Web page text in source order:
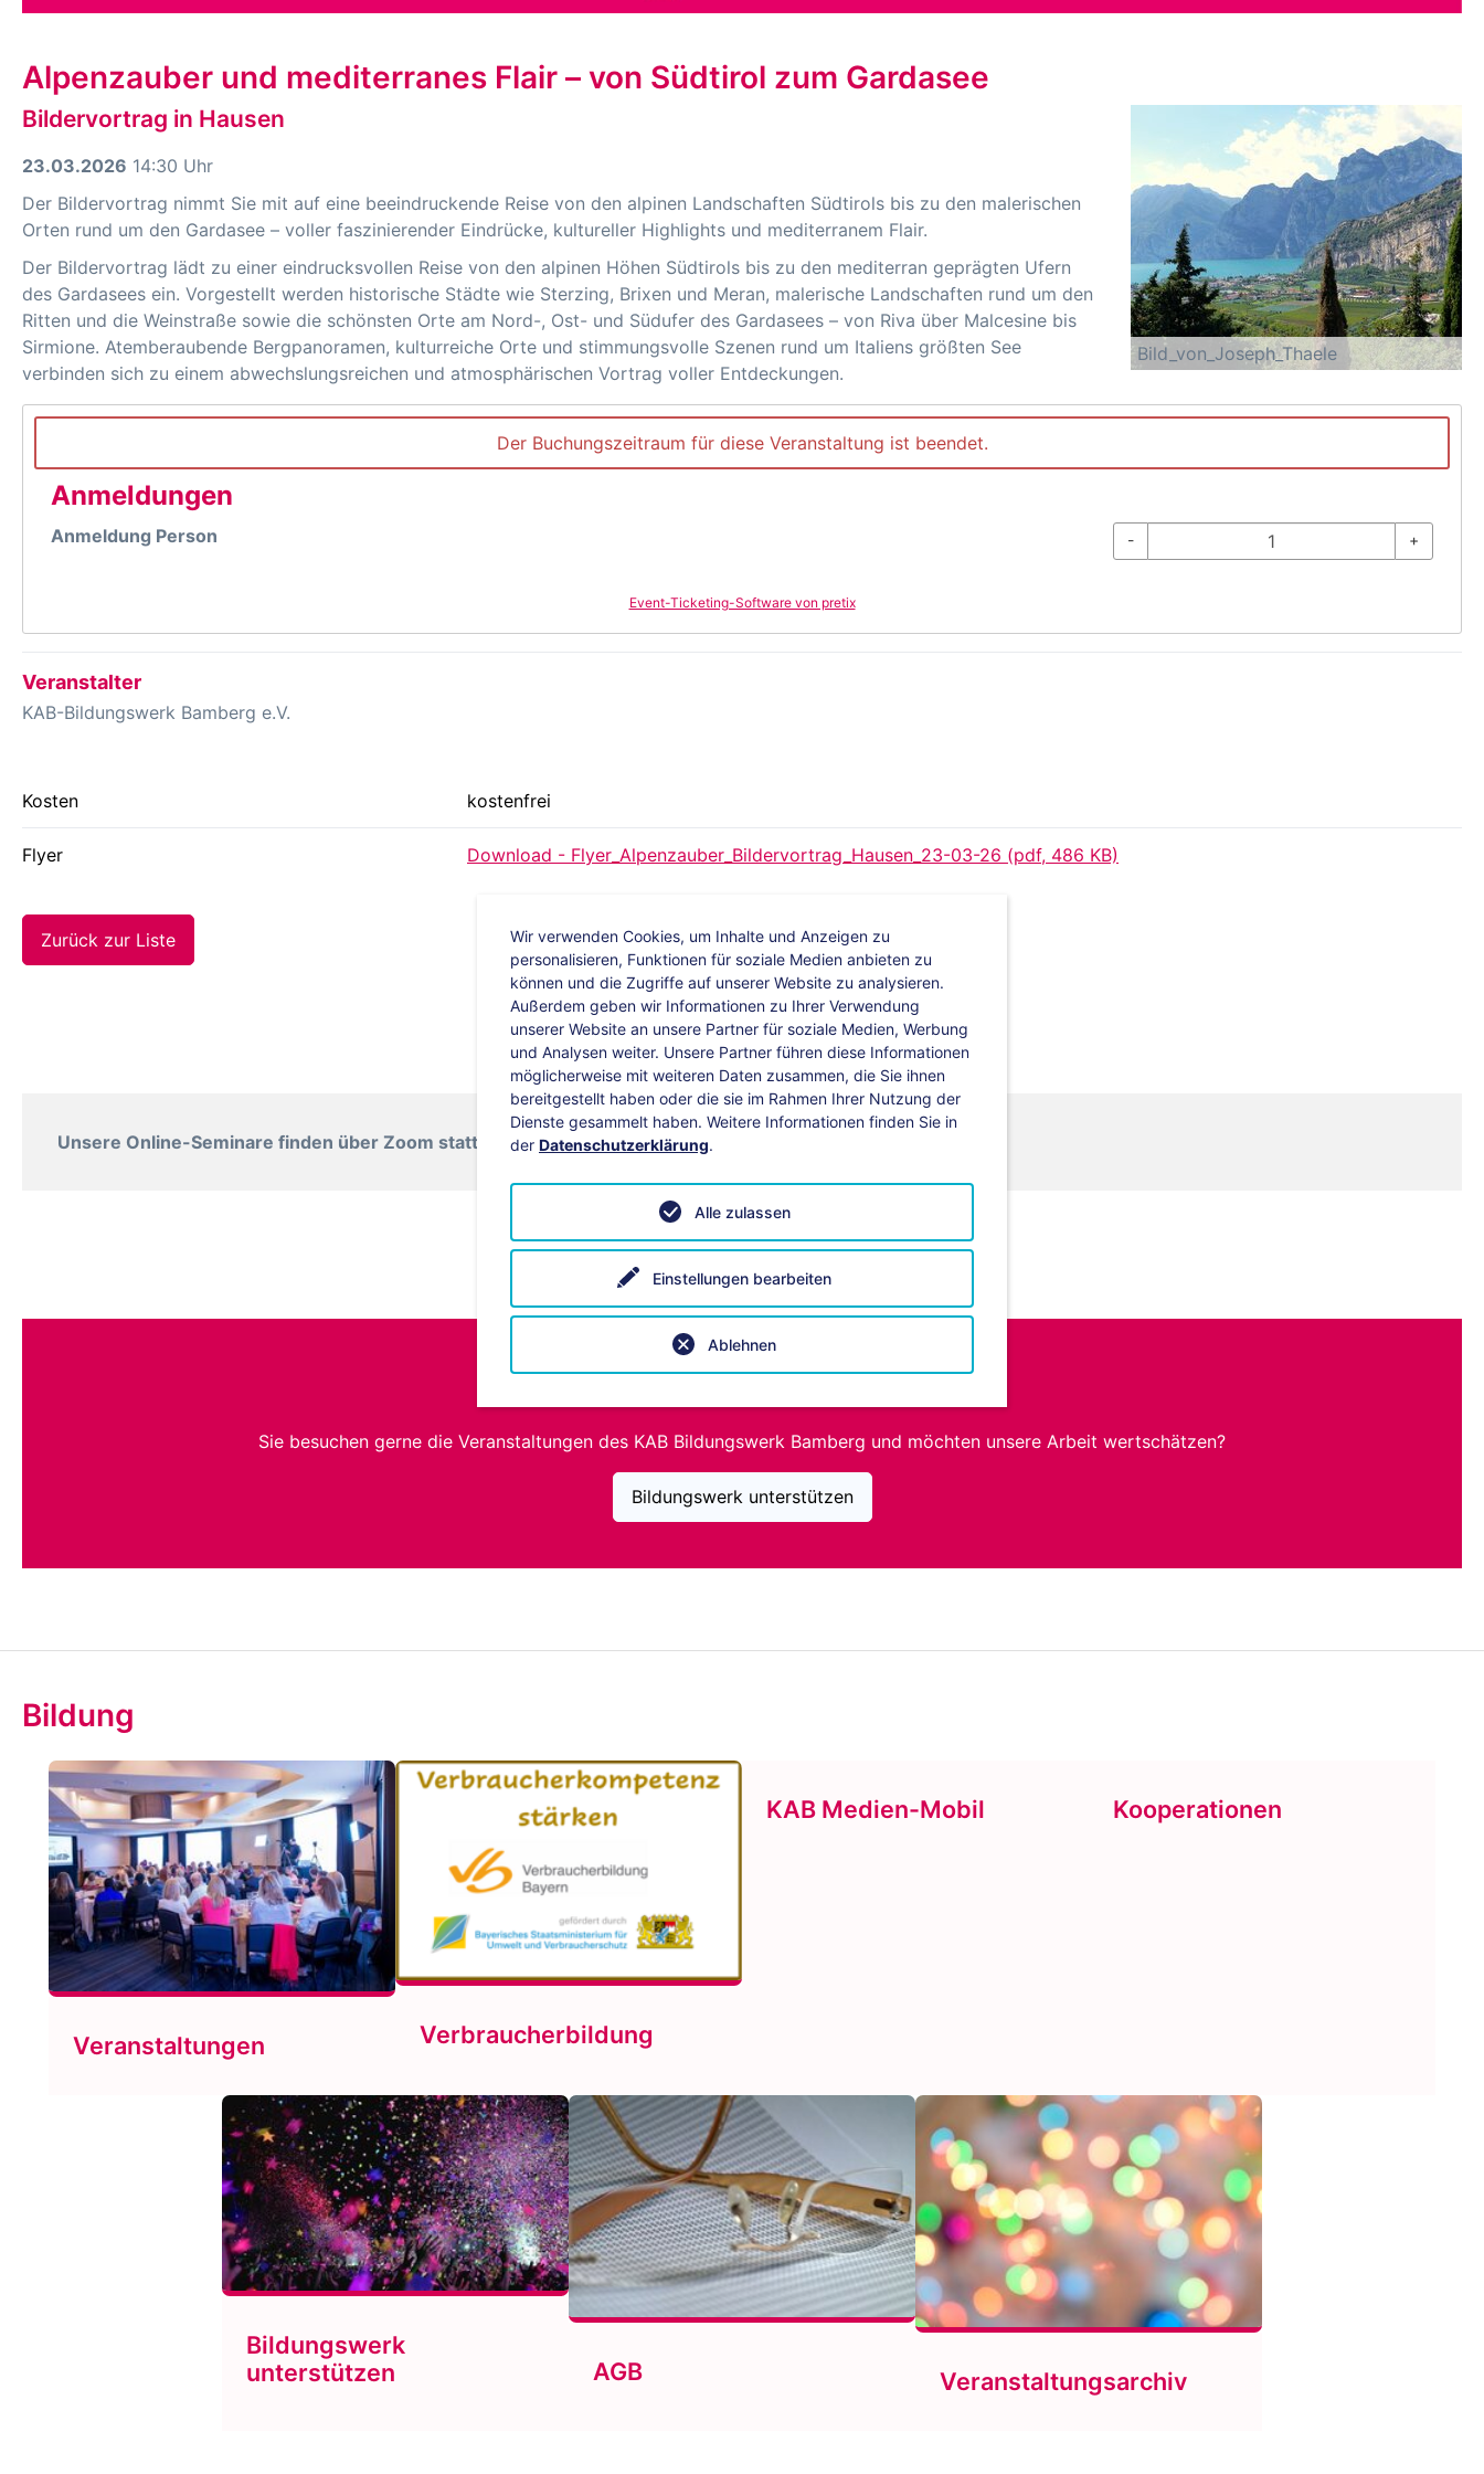
Alpenzauber und mediterranes Flair – von Südtirol zum Gardasee
Bild_von_Joseph_Thaele
Bildervortrag in Hausen
23.03.2026 14:30 Uhr
Der Bildervortrag nimmt Sie mit auf eine beeindruckende Reise von den alpinen Landschaften Südtirols bis zu den malerischen
Orten rund um den Gardasee – voller faszinierender Eindrücke, kultureller Highlights und mediterranem Flair.
Der Bildervortrag lädt zu einer eindrucksvollen Reise von den alpinen Höhen Südtirols bis zu den mediterran geprägten Ufern
des Gardasees ein. Vorgestellt werden historische Städte wie Sterzing, Brixen und Meran, malerische Landschaften rund um den
Ritten und die Weinstraße sowie die schönsten Orte am Nord-, Ost- und Südufer des Gardasees – von Riva über Malcesine bis
Sirmione. Atemberaubende Bergpanoramen, kulturreiche Orte und stimmungsvolle Szenen rund um Italiens größten See
verbinden sich zu einem abwechslungsreichen und atmosphärischen Vortrag voller Entdeckungen.
Der Buchungszeitraum für diese Veranstaltung ist beendet.
Anmeldungen
Anmeldung Person - +
Event-Ticketing-Software von pretix
Veranstalter
KAB-Bildungswerk Bamberg e.V.
Kosten kostenfrei
Flyer Download - Flyer_Alpenzauber_Bildervortrag_Hausen_23-03-26 (pdf, 486 KB)
Zurück zur Liste
Unsere Online-Seminare finden über Zoom statt. Bei technischen Fragen hilft unsere
Spendenaufruf
Sie besuchen gerne die Veranstaltungen des KAB Bildungswerk Bamberg und möchten unsere Arbeit wertschätzen?
Bildungswerk unterstützen
Bildung
Veranstaltungen Verbraucherbildung
KAB Medien-Mobil Kooperationen
Bildungswerk
unterstützen
AGB Veranstaltungsarchiv
Wir verwenden Cookies, um Inhalte und Anzeigen zu
personalisieren, Funktionen für soziale Medien anbieten zu
können und die Zugriffe auf unserer Website zu analysieren.
Außerdem geben wir Informationen zu Ihrer Verwendung
unserer Website an unsere Partner für soziale Medien, Werbung
und Analysen weiter. Unsere Partner führen diese Informationen
möglicherweise mit weiteren Daten zusammen, die Sie ihnen
bereitgestellt haben oder die sie im Rahmen Ihrer Nutzung der
Dienste gesammelt haben. Weitere Informationen finden Sie in
der Datenschutzerklärung.
Einstellungen bearbeiten
Ablehnen
Alle zulassen